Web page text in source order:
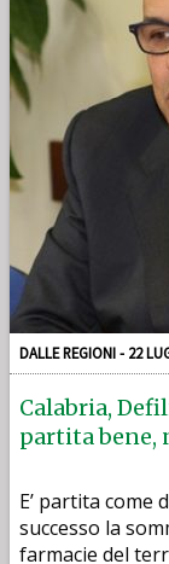
DALLE REGIONI - 22
Calabria,
partita bene,
E’ partita come
successo la
farmacie del